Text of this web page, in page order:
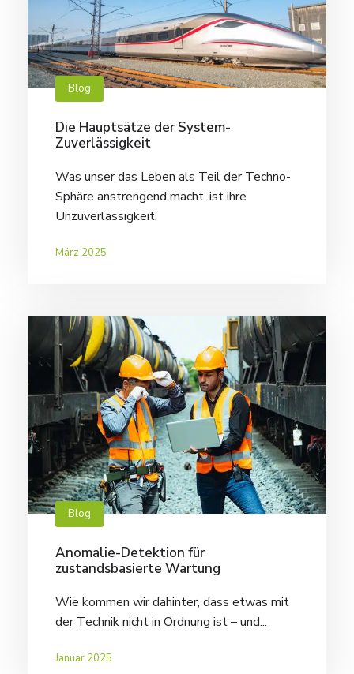
Blog
Die Hauptsätze der System-
Zuverlässigkeit
Was unser das Leben als Teil der Techno-
Sphäre anstrengend macht, ist ihre
Unzuverlässigkeit.
März 2025
Blog
Anomalie-Detektion für
zustandsbasierte Wartung
Wie kommen wir dahinter, dass etwas mit
der Technik nicht in Ordnung ist – und...
Januar 2025